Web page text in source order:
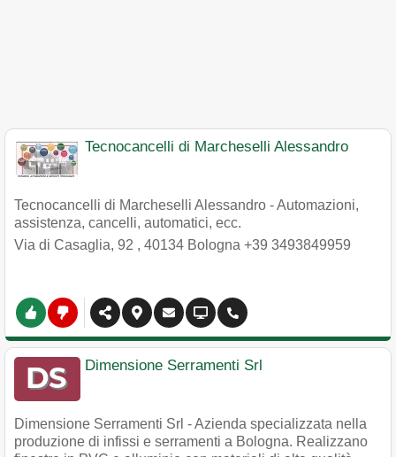
Tecnocancelli di Marcheselli Alessandro
Tecnocancelli di Marcheselli Alessandro - Automazioni,
assistenza, cancelli, automatici, ecc.
Via di Casaglia, 92 , 40134 Bologna +39 3493849959
Dimensione Serramenti Srl
Dimensione Serramenti Srl - Azienda specializzata nella
produzione di infissi e serramenti a Bologna. Realizzano